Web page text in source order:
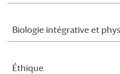
Biologie intégrative et
Éthique